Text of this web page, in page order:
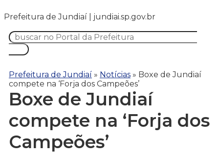
Prefeitura de Jundiaí | jundiai.sp.gov.br
Prefeitura de Jundiaí » Notícias » Boxe de Jundiaí
compete na ‘Forja dos Campeões’
Boxe de Jundiaí
compete na ‘Forja dos
Campeões’